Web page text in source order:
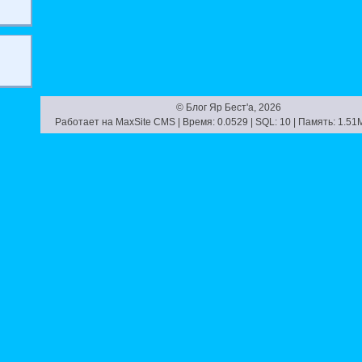
© Блог Яр Бест'а, 2026
Работает на MaxSite CMS | Время: 0.0529 | SQL: 10 | Память: